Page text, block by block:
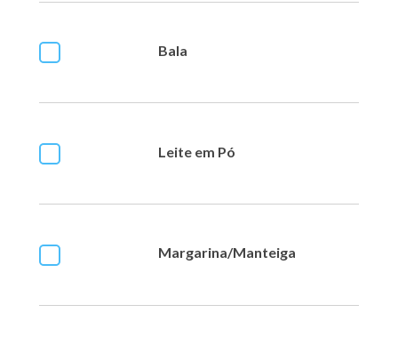
Bala
Leite em Pó
Margarina/Manteiga